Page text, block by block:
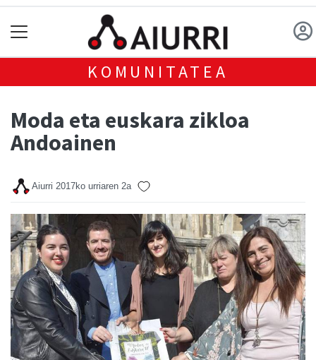
KOMUNITATEA
Moda eta euskara zikloa
Andoainen
Aiurri 2017ko urriaren 2a